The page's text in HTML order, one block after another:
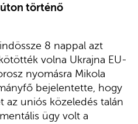
történő
8 nappal azt
volna Ukrajna EU-
nyomásra Mikola
bejelentette, hogy
az uniós közeledés talán
ügy volt a